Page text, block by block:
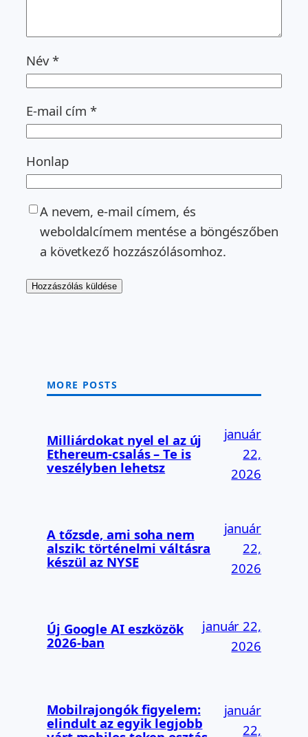
Név*
E-mail cím *
Honlap
A nevem, e-mail címem, és
weboldalcímem mentése a böngészőben
a következő hozzászólásomhoz.
MORE POSTS
Milliárdokat nyel el az új
Ethereum-csalás – Te is
veszélyben lehetsz
január
22,
2026
A tőzsde, ami soha nem
alszik: történelmi váltásra
készül az NYSE
január
22,
2026
Új Google AI eszközök
2026-ban
január 22,
2026
Mobilrajongók figyelem:
elindult az egyik legjobb
január
22,